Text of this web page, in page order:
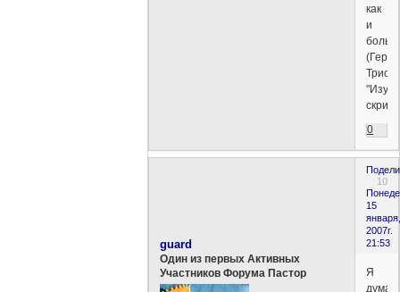
как
и
0
10
15
января,
2007г.
21:53
guard
Один из первых Активных
Участников Форума Пастор
Я
думаю